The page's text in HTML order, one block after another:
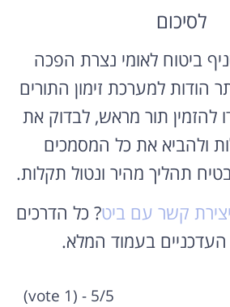
לסיכום
ביטוח לאומי נצרת הפכה
הודות למערכת זימון התורים
להזמין תור מראש, לבדוק את
ולהביא את כל המסמכים
תהליך מהיר ונטול תקלות.
יצירת קשר עם ביט? כל הדרכים
בעמוד המלא.
5/5 - (1 vote)